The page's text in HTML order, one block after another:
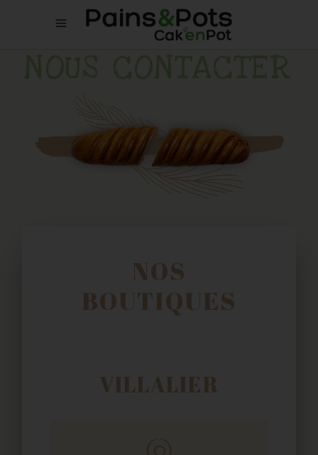
NOS
BOUTIQUES
VILLALIER